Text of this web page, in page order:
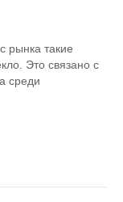
рынка такие
Это связано с
среди